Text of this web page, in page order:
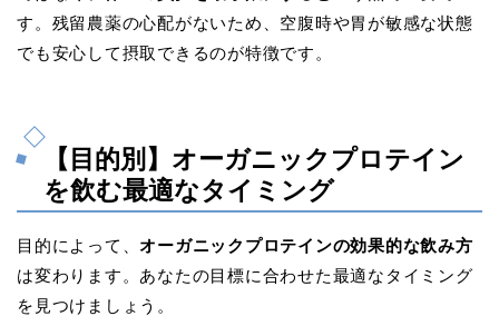
す。残留農薬の心配がないため、空腹時や胃が敏感な状態
でも安心して摂取できるのが特徴です。
【目的別】オーガニックプロテイン
を飲む最適なタイミング
目的によって、オーガニックプロテインの効果的な飲み方
は変わります。あなたの目標に合わせた最適なタイミング
を見つけましょう。